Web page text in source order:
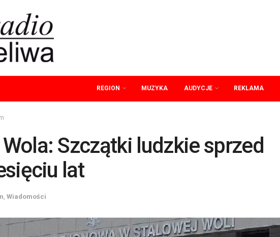
REGION MUZYKA AUDYCJE REKLAMA
Szczątki ludzkie sprzed
lat
Wiadomości